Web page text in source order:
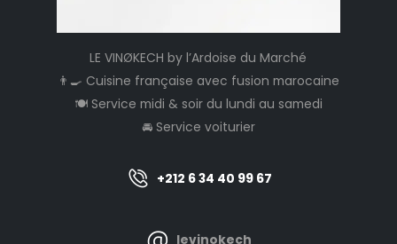
LE VINØKECH by l’Ardoise du Marché
👨‍🍳 Cuisine française avec fusion marocaine
🍽️ Service midi & soir du lundi au samedi
🚘 Service voiturier
+212 6 34 40 99 67
levinokech